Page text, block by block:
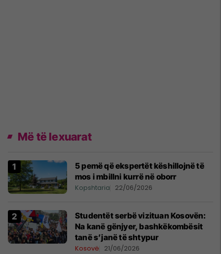
Më të lexuarat
5 pemë që ekspertët këshillojnë të
mos i mbillni kurrë në oborr
Kopshtaria 22/06/2026
Studentët serbë vizituan Kosovën:
Na kanë gënjyer, bashkëkombësit
tanë s’janë të shtypur
Kosovë 21/06/2026